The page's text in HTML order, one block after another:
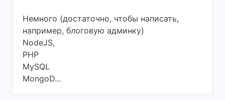
Немного (достаточно, чтобы написать,
например, блоговую админку)
NodeJS,
PHP
MySQL
MongoD...